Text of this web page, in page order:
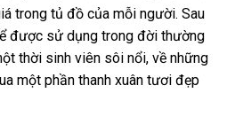
trong tủ đồ của mỗi người. Sau
được sử dụng trong đời thường
thời sinh viên sôi nổi, về những
một phần thanh xuân tươi đẹp